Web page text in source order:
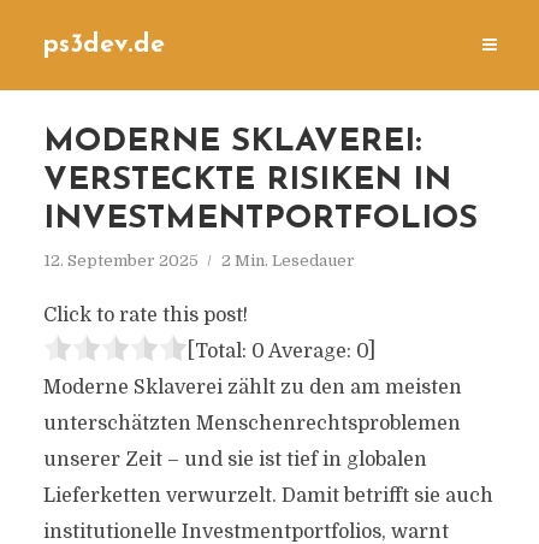
ps3dev.de
MODERNE SKLAVEREI:
VERSTECKTE RISIKEN IN
INVESTMENTPORTFOLIOS
12. September 2025 2 Min. Lesedauer
Click to rate this post!
[Total: 0 Average: 0]
Moderne Sklaverei zählt zu den am meisten
unterschätzten Menschenrechtsproblemen
unserer Zeit – und sie ist tief in globalen
Lieferketten verwurzelt. Damit betrifft sie auch
institutionelle Investmentportfolios, warnt